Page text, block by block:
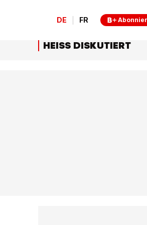
DE FR
HEISS DISKUTIERT